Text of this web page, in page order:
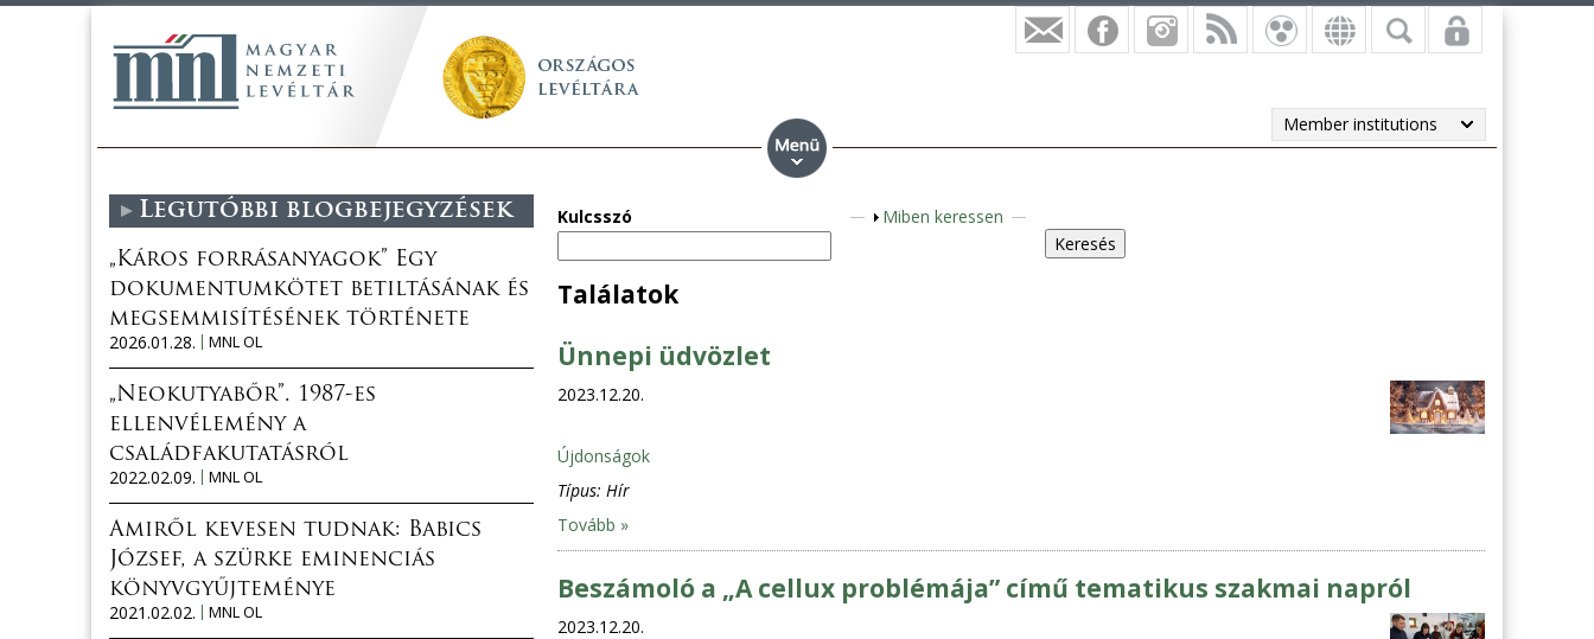
Member institutions
Kulcsszó
S
Miben keressen
Találatok
Ünnepi üdvözlet
2023.12.20.
Újdonságok
Típus: Hír
Tovább »
Beszámoló a „A cellux problémája” című tematikus szakmai napról
2023.12.20.
Legutóbbi blogbejegyzések
„Káros forrásanyagok” Egy
dokumentumkötet betiltásának és
megsemmisítésének története
2026.01.28.
MNL OL
„Neokutyabőr”. 1987-es
ellenvélemény a
családfakutatásról
2022.02.09.
MNL OL
Amiről kevesen tudnak: Babics
József, a szürke eminenciás
könyvgyűjteménye
2021.02.02.
MNL OL